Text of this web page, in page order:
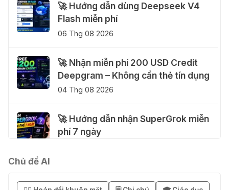
🚀 Hướng dẫn dùng Deepseek V4
Flash miễn phí
06 Thg 08 2026
🚀 Nhận miễn phí 200 USD Credit
Deepgram – Không cần thẻ tín dụng
04 Thg 08 2026
🚀 Hướng dẫn nhận SuperGrok miễn
phí 7 ngày
Chủ đề AI